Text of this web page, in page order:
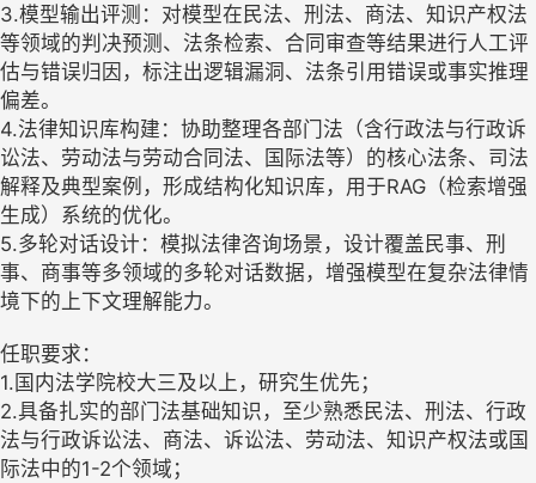
3.模型输出评测：对模型在民法、刑法、商法、知识产权法
等领域的判决预测、法条检索、合同审查等结果进行人工评
估与错误归因，标注出逻辑漏洞、法条引用错误或事实推理
偏差。
4.法律知识库构建：协助整理各部门法（含行政法与行政诉
讼法、劳动法与劳动合同法、国际法等）的核心法条、司法
解释及典型案例，形成结构化知识库，用于RAG（检索增强
生成）系统的优化。
5.多轮对话设计：模拟法律咨询场景，设计覆盖民事、刑
事、商事等多领域的多轮对话数据，增强模型在复杂法律情
境下的上下文理解能力。
任职要求：
1.国内法学院校大三及以上，研究生优先；
2.具备扎实的部门法基础知识，至少熟悉民法、刑法、行政
法与行政诉讼法、商法、诉讼法、劳动法、知识产权法或国
际法中的1-2个领域；